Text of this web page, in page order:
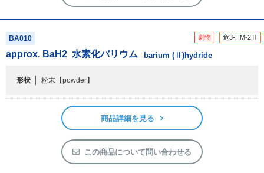
劇物 危3-HM-2Ⅱ
BA010
approx. BaH2 水素化バリウム barium (Ⅱ)hydride
形状 粉末 【powder】
商品詳細を見る
この商品について問い合わせる